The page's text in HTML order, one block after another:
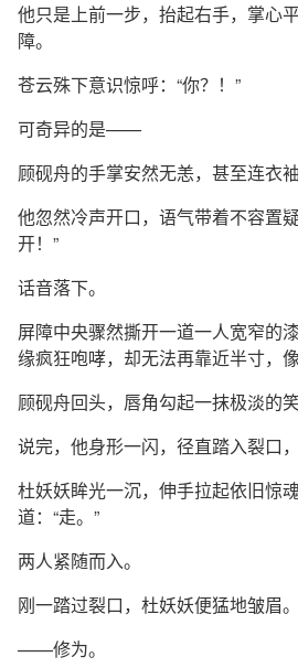
他只是上前一步，抬起右手，掌心
障。
苍云殊下意识惊呼：“你？！”
可奇异的是——
顾砚舟的手掌安然无恙，甚至连衣
他忽然冷声开口，语气带着不容置
开！”
话音落下。
屏障中央骤然撕开一道一人宽窄的
缘疯狂咆哮，却无法再靠近半寸，
顾砚舟回头，唇角勾起一抹极淡的
说完，他身形一闪，径直踏入裂口
杜妖妖眸光一沉，伸手拉起依旧惊
道：“走。”
两人紧随而入。
刚一踏过裂口，杜妖妖便猛地皱眉。
——修为。